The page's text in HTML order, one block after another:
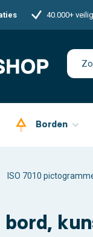
40.000+
Borden
ISO 7010
bord,